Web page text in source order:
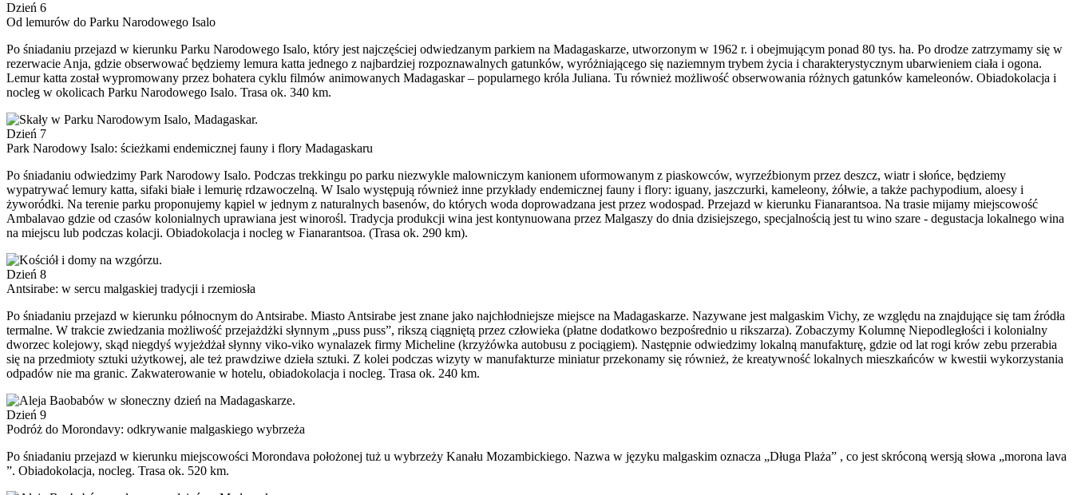
Dzień 6
Od lemurów do Parku Narodowego Isalo
Po śniadaniu przejazd w kierunku Parku Narodowego Isalo, który jest najczęściej odwiedzanym parkiem na Madagaskarze, utworzonym w 1962 r. i obejmującym ponad 80 tys. ha. Po drodze zatrzymamy się w
rezerwacie Anja, gdzie obserwować będziemy lemura katta jednego z najbardziej rozpoznawalnych gatunków, wyróżniającego się naziemnym trybem życia i charakterystycznym ubarwieniem ciała i ogona.
Lemur katta został wypromowany przez bohatera cyklu filmów animowanych Madagaskar – popularnego króla Juliana. Tu również możliwość obserwowania różnych gatunków kameleonów. Obiadokolacja i
nocleg w okolicach Parku Narodowego Isalo. Trasa ok. 340 km.
Dzień 7
Park Narodowy Isalo: ścieżkami endemicznej fauny i flory Madagaskaru
Po śniadaniu odwiedzimy Park Narodowy Isalo. Podczas trekkingu po parku niezwykle malowniczym kanionem uformowanym z piaskowców, wyrzeźbionym przez deszcz, wiatr i słońce, będziemy
wypatrywać lemury katta, sifaki białe i lemurię rdzawoczelną. W Isalo występują również inne przykłady endemicznej fauny i flory: iguany, jaszczurki, kameleony, żółwie, a także pachypodium, aloesy i
żyworódki. Na terenie parku proponujemy kąpiel w jednym z naturalnych basenów, do których woda doprowadzana jest przez wodospad. Przejazd w kierunku Fianarantsoa. Na trasie mijamy miejscowość
Ambalavao gdzie od czasów kolonialnych uprawiana jest winorośl. Tradycja produkcji wina jest kontynuowana przez Malgaszy do dnia dzisiejszego, specjalnością jest tu wino szare - degustacja lokalnego wina
na miejscu lub podczas kolacji. Obiadokolacja i nocleg w Fianarantsoa. (Trasa ok. 290 km).
Dzień 8
Antsirabe: w sercu malgaskiej tradycji i rzemiosła
Po śniadaniu przejazd w kierunku północnym do Antsirabe. Miasto Antsirabe jest znane jako najchłodniejsze miejsce na Madagaskarze. Nazywane jest malgaskim Vichy, ze względu na znajdujące się tam źródła
termalne. W trakcie zwiedzania możliwość przejażdżki słynnym „puss puss”, rikszą ciągniętą przez człowieka (płatne dodatkowo bezpośrednio u rikszarza). Zobaczymy Kolumnę Niepodległości i kolonialny
dworzec kolejowy, skąd niegdyś wyjeżdżał słynny viko-viko wynalazek firmy Micheline (krzyżówka autobusu z pociągiem). Następnie odwiedzimy lokalną manufakturę, gdzie od lat rogi krów zebu przerabia
się na przedmioty sztuki użytkowej, ale też prawdziwe dzieła sztuki. Z kolei podczas wizyty w manufakturze miniatur przekonamy się również, że kreatywność lokalnych mieszkańców w kwestii wykorzystania
odpadów nie ma granic. Zakwaterowanie w hotelu, obiadokolacja i nocleg. Trasa ok. 240 km.
Dzień 9
Podróż do Morondavy: odkrywanie malgaskiego wybrzeża
Po śniadaniu przejazd w kierunku miejscowości Morondava położonej tuż u wybrzeży Kanału Mozambickiego. Nazwa w języku malgaskim oznacza „Długa Plaża” , co jest skróconą wersją słowa „morona lava
”. Obiadokolacja, nocleg. Trasa ok. 520 km.